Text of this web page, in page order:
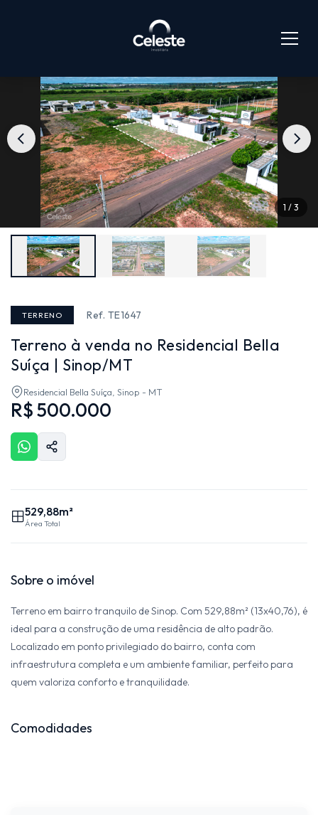
1 / 3
TERRENO Ref. TE1647
Terreno à venda no Residencial Bella
Suíça | Sinop/MT
Residencial Bella Suíça, Sinop - MT
R$ 500.000
529,88m²
Área Total
Sobre o imóvel
Terreno em bairro tranquilo de Sinop. Com 529,88m² (13x40,76), é
ideal para a construção de uma residência de alto padrão.
Localizado em ponto privilegiado do bairro, conta com
infraestrutura completa e um ambiente familiar, perfeito para
quem valoriza conforto e tranquilidade.
Comodidades